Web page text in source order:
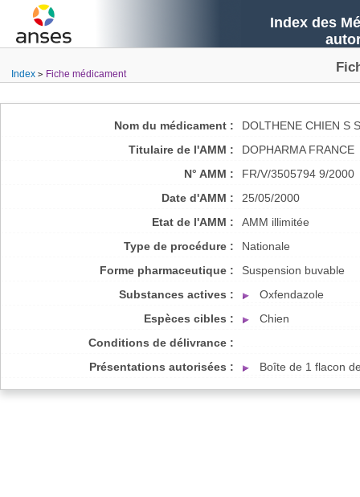
Index des
Index Fiche médicament
Nom du médicament :
DOLTHENE CHIEN S
Titulaire de l'AMM :
DOPHARMA FRANCE
N° AMM :
FR/V/3505794 9/2000
Date d'AMM :
25/05/2000
Etat de l'AMM :
AMM illimitée
Type de procédure :
Nationale
Forme pharmaceutique :
Suspension buvable
Substances actives :
Oxfendazole
Espèces cibles :
Chien
Conditions de délivrance :
Présentations autorisées :
Boîte de 1 flacon